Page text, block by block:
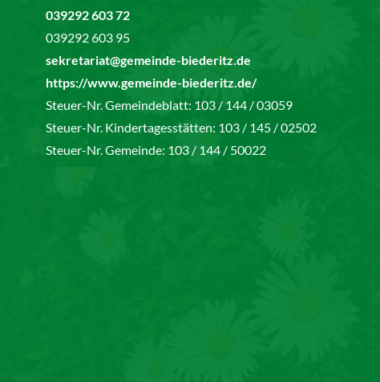
039292 603 72
039292 603 95
sekretariat@gemeinde-biederitz.de
https://www.gemeinde-biederitz.de/
Steuer-Nr. Gemeindeblatt: 103 / 144 / 03059
Steuer-Nr. Kindertagesstätten: 103 / 145 / 02502
Steuer-Nr. Gemeinde: 103 / 144 / 50022